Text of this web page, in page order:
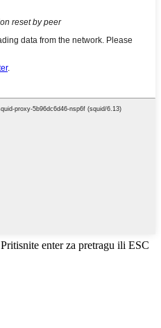
Pritisnite enter za pretragu ili ESC